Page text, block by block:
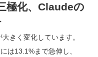
極化、Claudeの
きく変化しています。
は13.1%まで急伸し、